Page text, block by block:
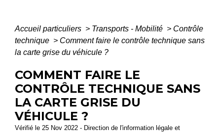
Accueil particuliers > Transports - Mobilité > Contrôle
technique > Comment faire le contrôle technique sans
la carte grise du véhicule ?
COMMENT FAIRE LE
CONTRÔLE TECHNIQUE SANS
LA CARTE GRISE DU
VÉHICULE ?
Vérifié le 25 Nov 2022 - Direction de l'information légale et